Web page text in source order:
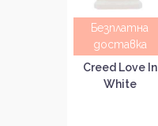
Безплатна
доставка
Creed Love In
White